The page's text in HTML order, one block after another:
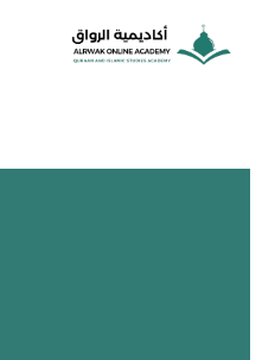
المحتوى